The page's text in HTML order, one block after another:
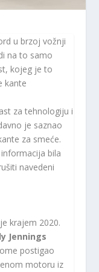
u brzoj vožnji
na to samo
kojeg je to
kante
za tehnologiju i
je saznao
za smeće.
bila
navedeni
krajem 2020.
Jennings
postigao
motoru iz